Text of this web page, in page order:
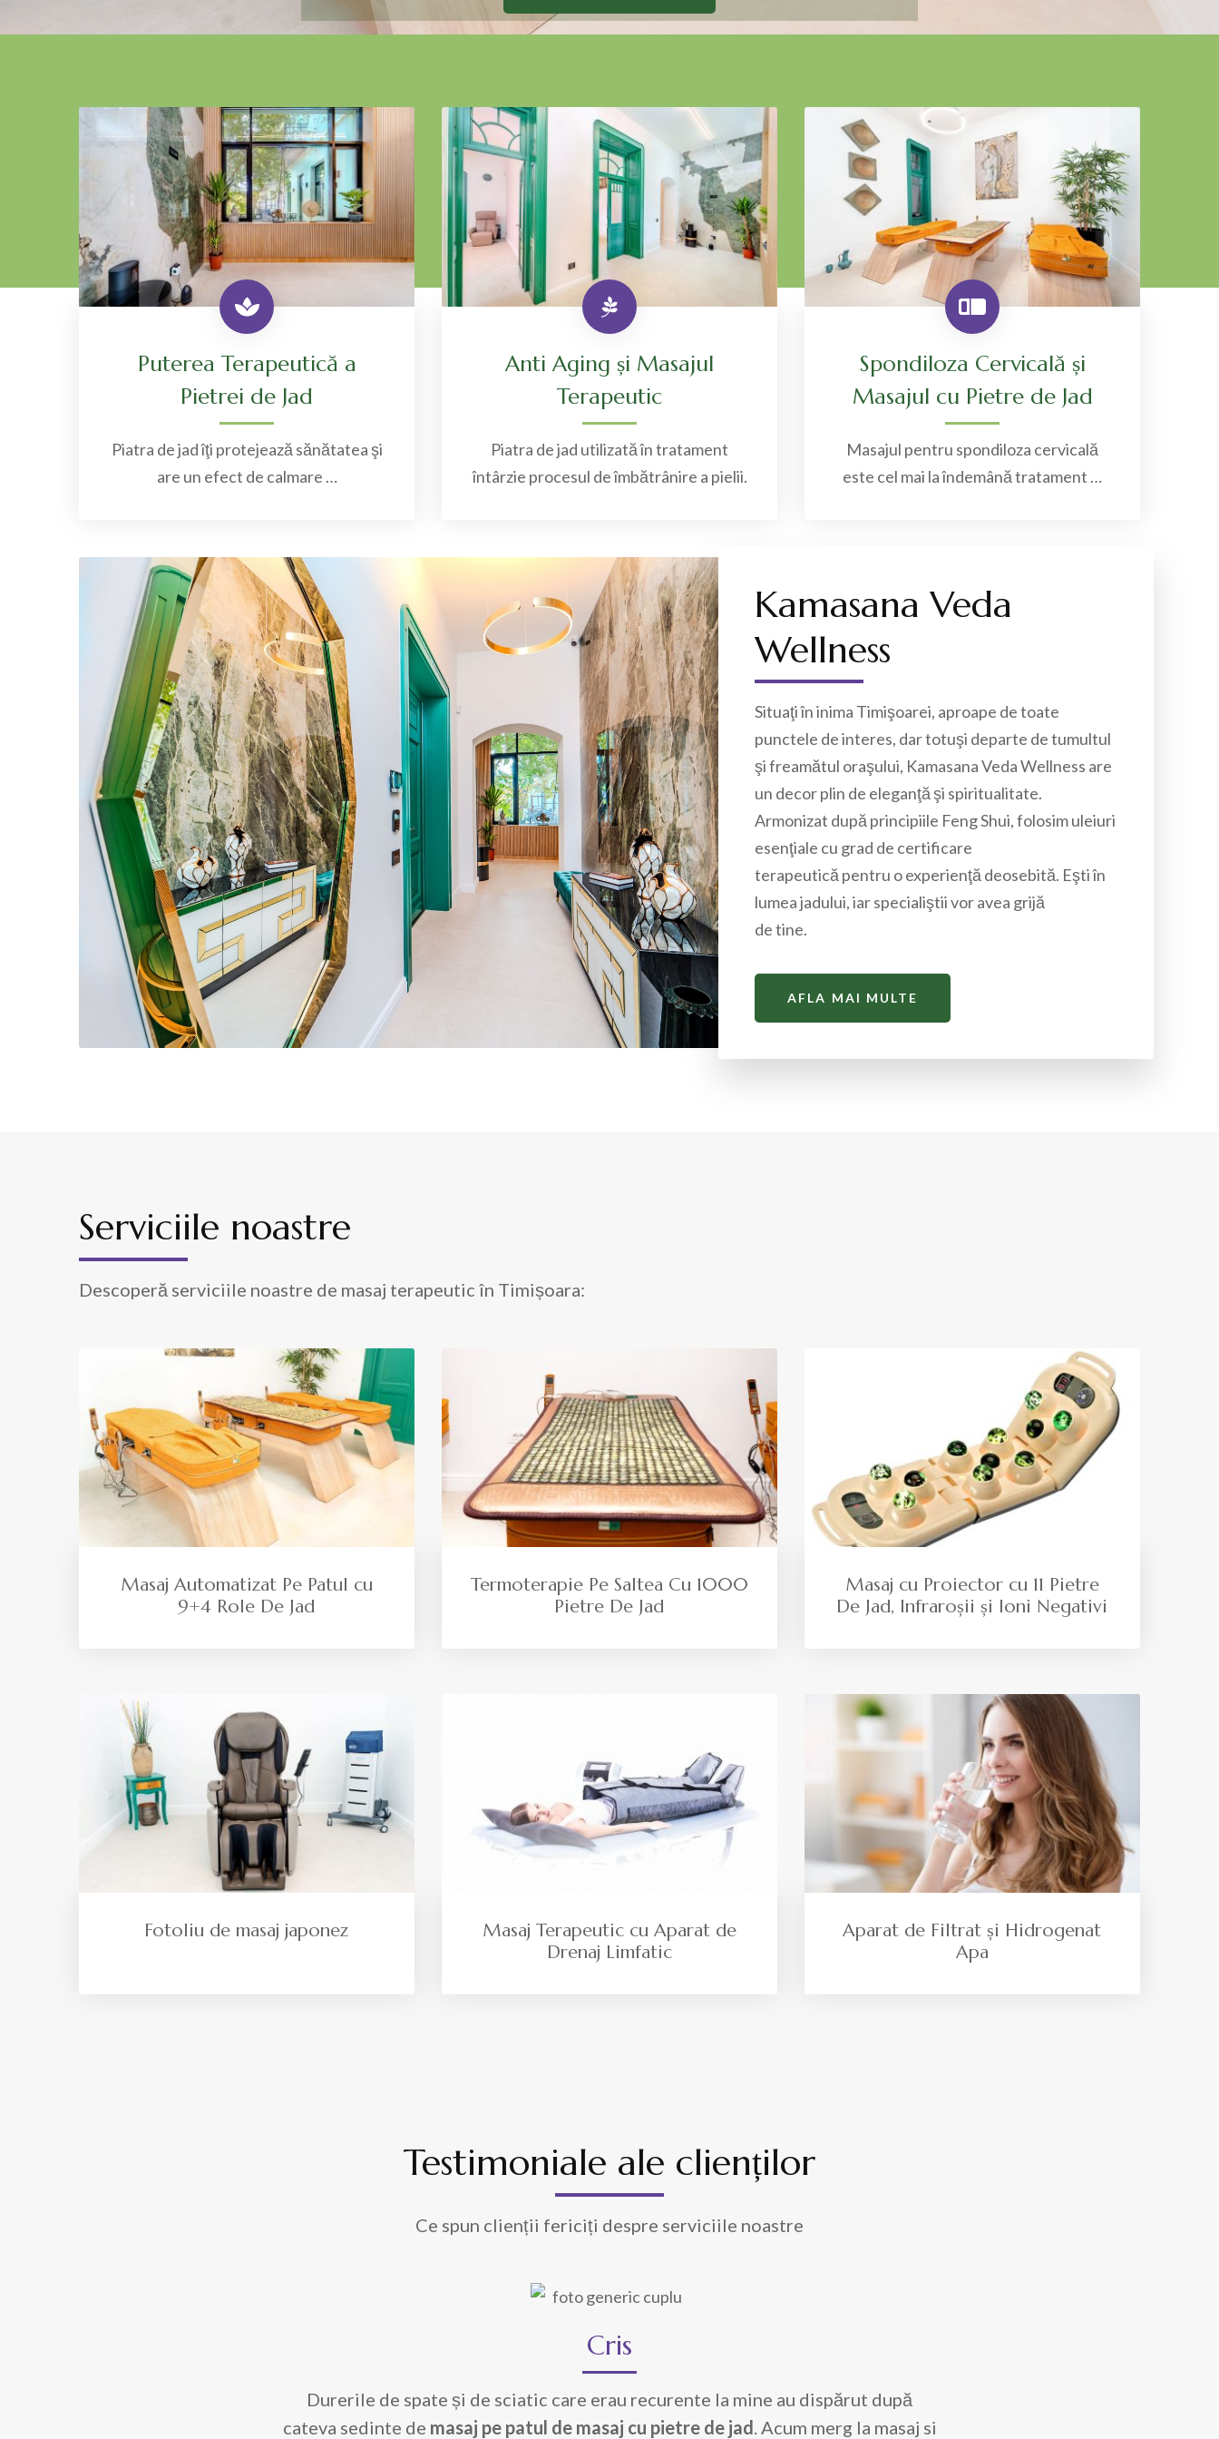
Puterea Terapeutică a
Pietrei de Jad
Piatra de jad îţi protejează sănătatea şi
are un efect de calmare …
Anti Aging și Masajul
Terapeutic
Piatra de jad utilizată în tratament
întârzie procesul de îmbătrânire a pielii.
Spondiloza Cervicală și
Masajul cu Pietre de Jad
Masajul pentru spondiloza cervicală
este cel mai la îndemână tratament …
Kamasana Veda
Wellness
Situaţi în inima Timişoarei, aproape de toate
punctele de interes, dar totuşi departe de tumultul
şi freamătul oraşului, Kamasana Veda Wellness are
un decor plin de eleganţă şi spiritualitate.
Armonizat după principiile Feng Shui, folosim uleiuri
esenţiale cu grad de certificare
terapeutică pentru o experienţă deosebită. Eşti în
lumea jadului, iar specialiştii vor avea grijă
de tine.
AFLA MAI MULTE
Serviciile noastre
Descoperă serviciile noastre de masaj terapeutic în Timișoara:
Masaj Automatizat Pe Patul cu
9+4 Role De Jad
Termoterapie Pe Saltea Cu 1000
Pietre De Jad
Masaj cu Proiector cu 11 Pietre
De Jad, Infraroșii și Ioni Negativi
Fotoliu de masaj japonez
Masaj Terapeutic cu Aparat de
Drenaj Limfatic
Aparat de Filtrat și Hidrogenat
Apa
Testimoniale ale clienților
Ce spun clienții fericiți despre serviciile noastre
Cris
Durerile de spate și de sciatic care erau recurente la mine au dispărut după
cateva sedinte de masaj pe patul de masaj cu pietre de jad . Acum merg la masaj si
Doru
Desi am fost un pacient care a urmat indicatile medicului kinetoterapeut,
simptomele neplacute ale spondilozei nu prea se ameliorau. Am incercat și masaj